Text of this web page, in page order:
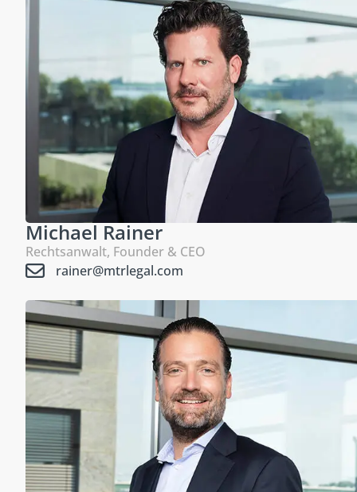
Michael Rainer
Rechtsanwalt, Founder & CEO
rainer@mtrlegal.com